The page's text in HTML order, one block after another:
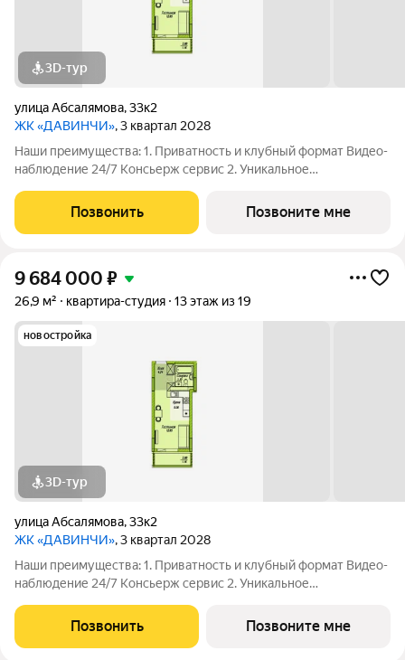
3D-тур
улица Абсалямова,33к2
ЖК «ДАВИНЧИ», 3 квартал 2028
Наши преимущества: 1. Приватность и клубный формат Видео-
наблюдение 24/7 Консьерж сервис 2. Уникальное
этаже Библиотека Спортивная зона Детский уголок 3.
Комфортный паркинг Закрытый паркинг на 1
Позвонить Позвоните мне
9 684 000 ₽
26,9 м² квартира-студия 13 этаж из 19
новостройка
3D-тур
улица Абсалямова,33к2
ЖК «ДАВИНЧИ», 3 квартал 2028
Наши преимущества: 1. Приватность и клубный формат Видео-
наблюдение 24/7 Консьерж сервис 2. Уникальное
этаже Библиотека Спортивная зона Детский уголок 3.
Комфортный паркинг Закрытый паркинг на 1
Позвонить Позвоните мне